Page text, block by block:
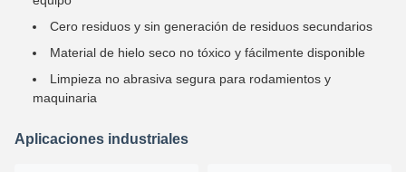
Cero residuos y sin generación de residuos secundarios
Material de hielo seco no tóxico y fácilmente disponible
Limpieza no abrasiva segura para rodamientos y
maquinaria
Aplicaciones industriales